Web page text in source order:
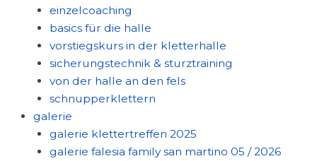
einzelcoaching
basics für die halle
vorstiegskurs in der kletterhalle
sicherungstechnik & sturztraining
von der halle an den fels
schnupperklettern
galerie
galerie klettertreffen 2025
galerie falesia family san martino 05 / 2026